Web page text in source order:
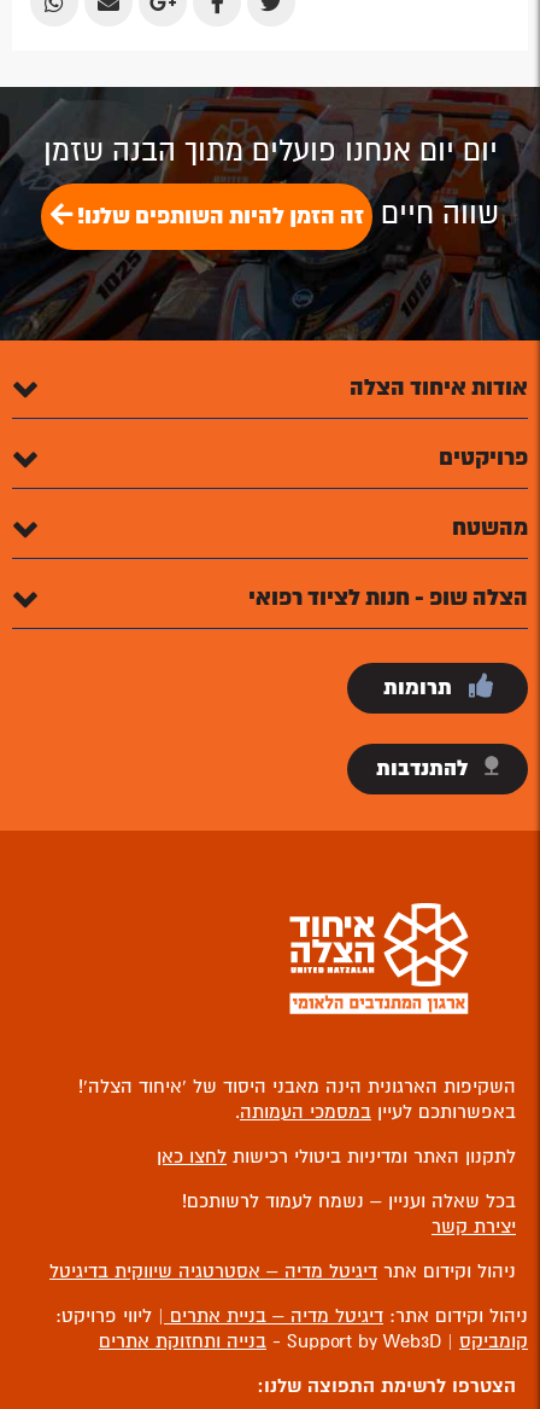
Share
Share
Share
Share
Share
יום יום אנחנו פועלים מתוך הבנה שזמן
שווה חיים זה הזמן להיות השותפים שלנו!
אודות איחוד הצלה
פרויקטים
מהשטח
הצלה שופ - חנות לציוד רפואי
תרומות
להתנדבות
השקיפות הארגונית הינה מאבני היסוד של ‘איחוד הצלה’!
באפשרותכם לעיין במסמכי העמותה.
לתקנון האתר ומדיניות ביטולי רכישות לחצו כאן
בכל שאלה ועניין – נשמח לעמוד לרשותכם!
יצירת קשר
ניהול וקידום אתר דיגיטל מדיה – אסטרטגיה שיווקית בדיגיטל
ניהול וקידום אתר: דיגיטל מדיה – בניית אתרים | ליווי פרויקט:
קומביקס | Support by Web3D -
בנייה ותחזוקת אתרים
הצטרפו לרשימת התפוצה שלנו: